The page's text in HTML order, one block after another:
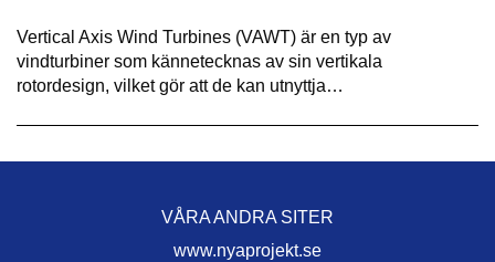
Vertical Axis Wind Turbines (VAWT) är en typ av
vindturbiner som kännetecknas av sin vertikala
rotordesign, vilket gör att de kan utnyttja…
VÅRA ANDRA SITER
www.nyaprojekt.se